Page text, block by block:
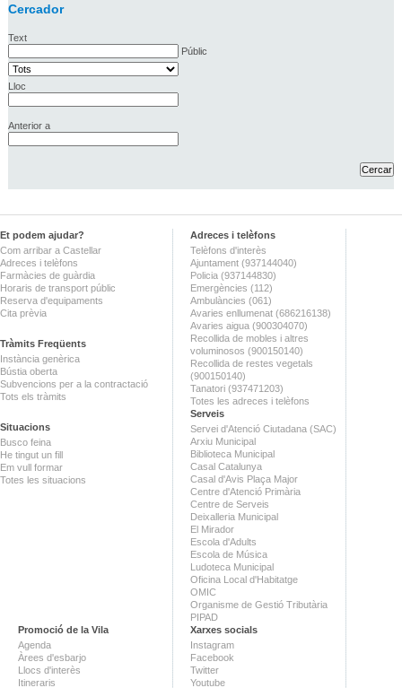
Cercador
Text
Públic
Lloc
Anterior a
Et podem ajudar?
Com arribar a Castellar
Adreces i telèfons
Farmàcies de guàrdia
Horaris de transport públic
Reserva d'equipaments
Cita prèvia
Tràmits Freqüents
Instància genèrica
Bústia oberta
Subvencions per a la contractació
Tots els tràmits
Situacions
Busco feina
He tingut un fill
Em vull formar
Totes les situacions
Adreces i telèfons
Telèfons d'interès
Ajuntament (937144040)
Policia (937144830)
Emergències (112)
Ambulàncies (061)
Avaries enllumenat (686216138)
Avaries aigua (900304070)
Recollida de mobles i altres
voluminosos (900150140)
Recollida de restes vegetals
(900150140)
Tanatori (937471203)
Totes les adreces i telèfons
Serveis
Servei d'Atenció Ciutadana (SAC)
Arxiu Municipal
Biblioteca Municipal
Casal Catalunya
Casal d'Avis Plaça Major
Centre d'Atenció Primària
Centre de Serveis
Deixalleria Municipal
El Mirador
Escola d'Adults
Escola de Música
Ludoteca Municipal
Oficina Local d'Habitatge
OMIC
Organisme de Gestió Tributària
PIPAD
Promoció de la Vila
Agenda
Àrees d'esbarjo
Llocs d'interès
Itineraris
Xarxes socials
Instagram
Facebook
Twitter
Youtube